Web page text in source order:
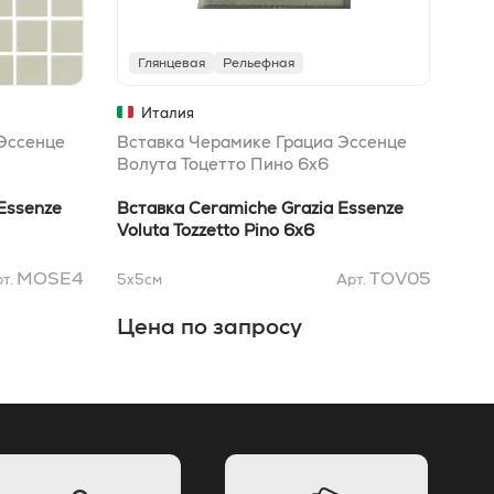
MOSE4
Глянцевая Рельефная
Италия
Вставка Черамике Грациа Эссенце
Волута Тоцетто Пино 6x6
Вставка Ceramiche Grazia Essenze
Voluta Tozzetto Pino 6x6
5x5см Арт. TOV05
Цена по запросу